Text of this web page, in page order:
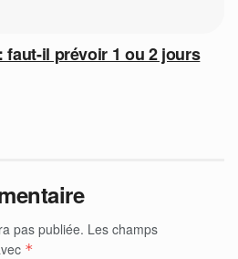
faut-il prévoir 1 ou 2 jours
pas publiée. Les champs
*